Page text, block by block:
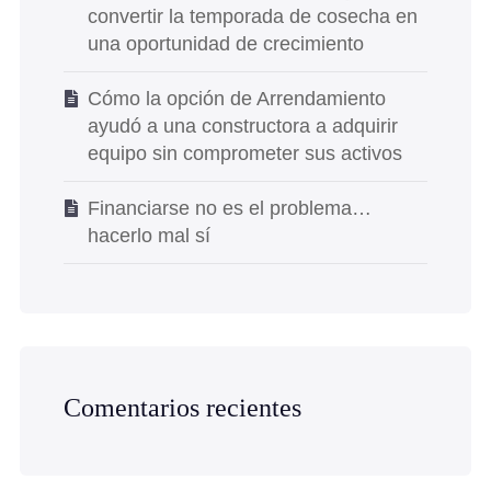
convertir la temporada de cosecha en
una oportunidad de crecimiento
Cómo la opción de Arrendamiento
ayudó a una constructora a adquirir
equipo sin comprometer sus activos
Financiarse no es el problema…
hacerlo mal sí
Comentarios recientes